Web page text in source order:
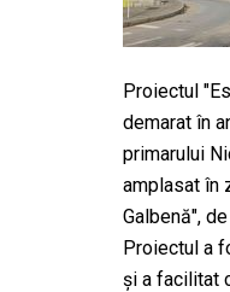
Proiectul
demarat în
primarului
amplasat în
Galbenă",
Proiectul a
şi a facilitat